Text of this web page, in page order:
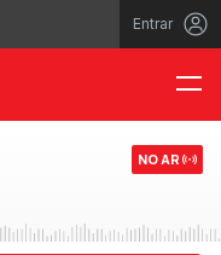
Entrar
NO AR